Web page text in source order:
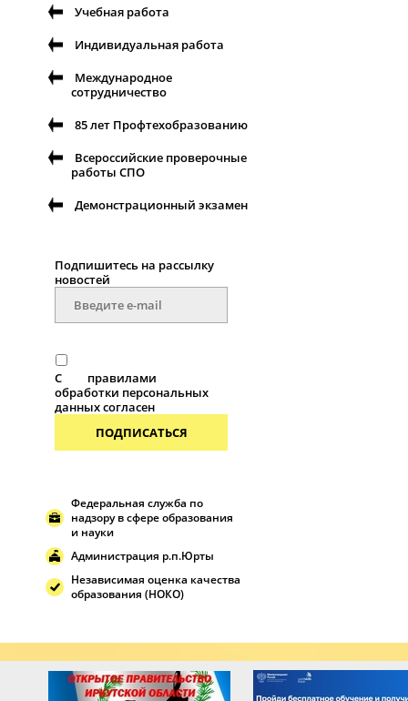
Учебная работа
Индивидуальная работа
Международное
сотрудничество
85 лет Профтехобразованию
Всероссийские проверочные
работы СПО
Демонстрационный экзамен
Подпишитесь на рассылку
новостей
С
правилами
обработки персональных
данных согласен
ПОДПИСАТЬСЯ
Федеральная служба по
надзору в сфере образования
и науки
Администрация р.п.Юрты
Независимая оценка качества
образования (НОКО)